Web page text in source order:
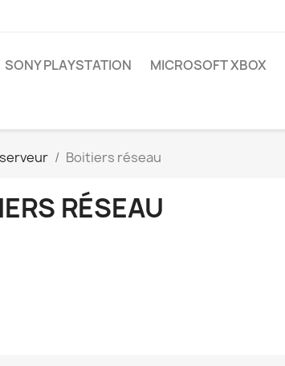
SONY PLAYSTATION MICROSOFT XBOX
Boitiers réseau
RÉSEAU